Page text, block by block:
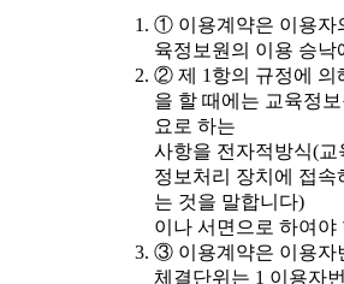
① 이용계약은 이용자
육정보원의 이용 승낙
② 제 1항의 규정에 의
을 할 때에는 교육정
요로 하는
사항을 전자적방식(
정보처리 장치에 접
는 것을 말합니다)
이나 서면으로 하여야
③ 이용계약은 이용자
체결단위는 1 이용자